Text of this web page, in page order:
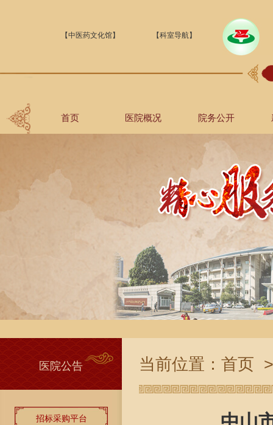
【中医药文化馆】 【科室导航】
首页 医院概况 院务公开
医院公告
招标采购平台
当前位置： 首页